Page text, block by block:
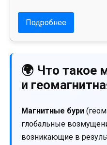
Подробнее
🌍 Что такое
и
Магнитные бури
глобальные
возникающие в